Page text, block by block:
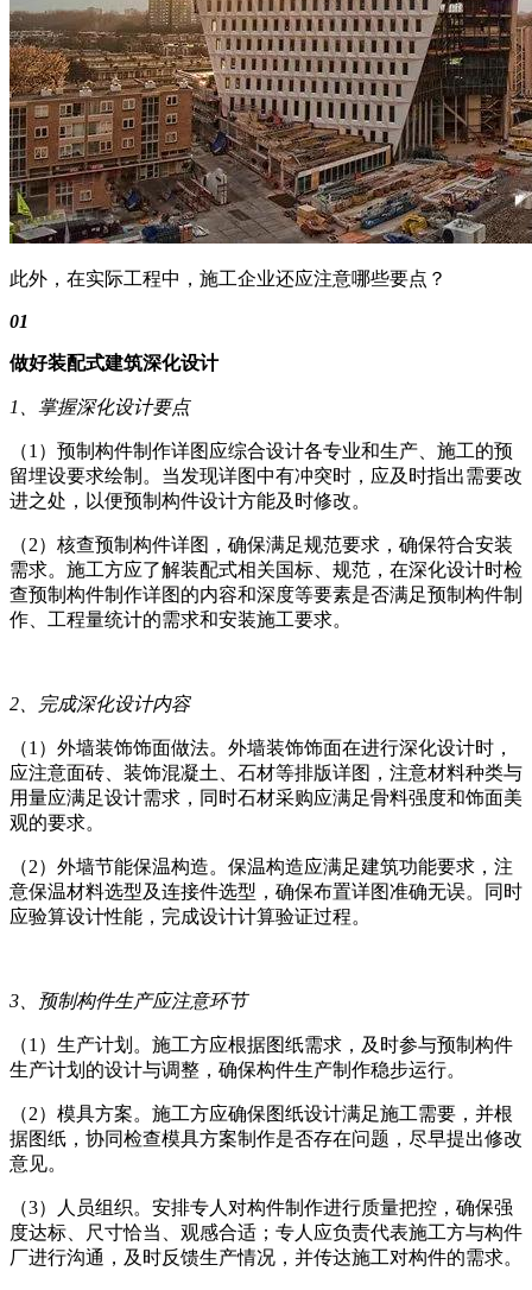
此外，在实际工程中，施工企业还应注意哪些要点？
01
做好装配式建筑深化设计
1、掌握深化设计要点
（1）预制构件制作详图应综合设计各专业和生产、施工的预
留埋设要求绘制。当发现详图中有冲突时，应及时指出需要改
进之处，以便预制构件设计方能及时修改。
（2）核查预制构件详图，确保满足规范要求，确保符合安装
需求。施工方应了解装配式相关国标、规范，在深化设计时检
查预制构件制作详图的内容和深度等要素是否满足预制构件制
作、工程量统计的需求和安装施工要求。
2、完成深化设计内容
（1）外墙装饰饰面做法。外墙装饰饰面在进行深化设计时，
应注意面砖、装饰混凝土、石材等排版详图，注意材料种类与
用量应满足设计需求，同时石材采购应满足骨料强度和饰面美
观的要求。
（2）外墙节能保温构造。保温构造应满足建筑功能要求，注
意保温材料选型及连接件选型，确保布置详图准确无误。同时
应验算设计性能，完成设计计算验证过程。
3、预制构件生产应注意环节
（1）生产计划。施工方应根据图纸需求，及时参与预制构件
生产计划的设计与调整，确保构件生产制作稳步运行。
（2）模具方案。施工方应确保图纸设计满足施工需要，并根
据图纸，协同检查模具方案制作是否存在问题，尽早提出修改
意见。
（3）人员组织。安排专人对构件制作进行质量把控，确保强
度达标、尺寸恰当、观感合适；专人应负责代表施工方与构件
厂进行沟通，及时反馈生产情况，并传达施工对构件的需求。